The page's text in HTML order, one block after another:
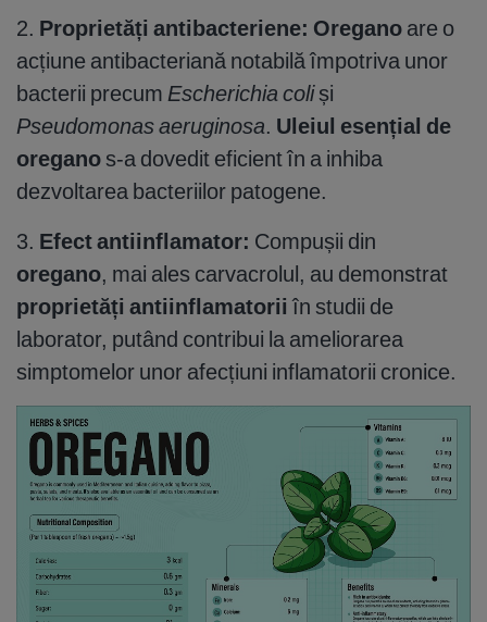
2. Proprietăți antibacteriene: Oregano are o
acțiune antibacteriană notabilă împotriva unor
bacterii precum Escherichia coliși
Pseudomonas aeruginosa. Uleiul esențial de
oregano s-a dovedit eficient în a inhiba
dezvoltarea bacteriilor patogene.
3. Efect antiinflamator: Compușii din
oregano, mai ales carvacrolul, au demonstrat
proprietăți antiinflamatorii în studii de
laborator, putând contribui la ameliorarea
simptomelor unor afecțiuni inflamatorii cronice.